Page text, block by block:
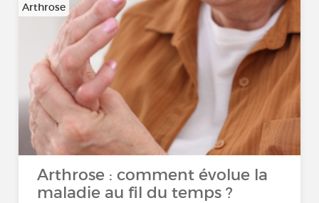
Arthrose
Arthrose : comment évolue la
maladie au fil du temps ?